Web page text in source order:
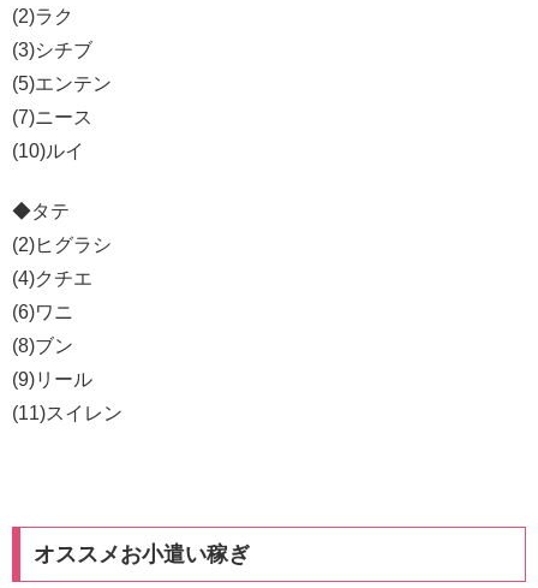
(2)ラク
(3)シチブ
(5)エンテン
(7)ニース
(10)ルイ
◆タテ
(2)ヒグラシ
(4)クチエ
(6)ワニ
(8)ブン
(9)リール
(11)スイレン
オススメお小遣い稼ぎ